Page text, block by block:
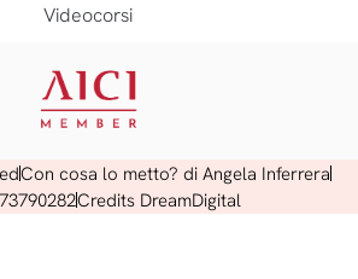
Videocorsi
Con cosa lo metto? di Angela Inferrera
Credits DreamDigital